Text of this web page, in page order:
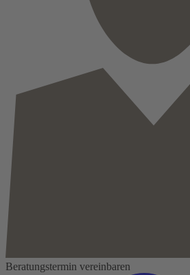
Beratungstermin vereinbaren